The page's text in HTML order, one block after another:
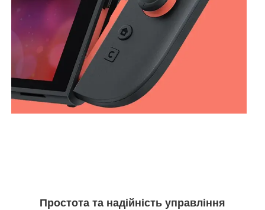
Простота та надійність управління